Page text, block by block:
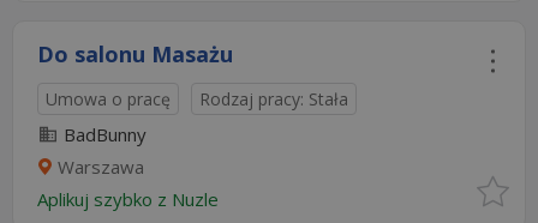
Do salonu Masażu
Umowa o pracę Rodzaj pracy: Stała
BadBunny
Warszawa
Aplikuj szybko z Nuzle